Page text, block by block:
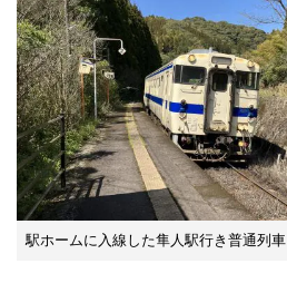
駅ホームに入線した隼人駅行き普通列車